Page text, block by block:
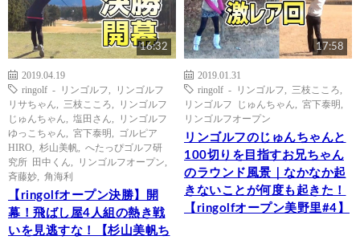
16:32
2019.04.19
ringolf - リンゴルフ
リンゴルフ
リサちゃん
三枝こころ
リンゴルフ
じゅんちゃん
塩田さん
リンゴルフ
ゆっこちゃん
宮下泰明
ゴルピア
HIRO
杉山美帆
へたっぴゴルフ研
究所 田中くん
リンゴルフオープン
斉藤妙
角海利
【ringolfオープン決勝】開
幕！飛ばし屋4人組の熱き戦
いを見逃すな！【杉山美帆ち
17:58
2019.01.31
ringolf - リンゴルフ
三枝こころ
リンゴルフ じゅんちゃん
宮下泰明
リンゴルフオープン
リンゴルフのじゅんちゃんと
100切りを目指すお兄ちゃん
のラウンド風景｜なかなか起
きないことが何度も起きた！
【ringolfオープン美野里#4】